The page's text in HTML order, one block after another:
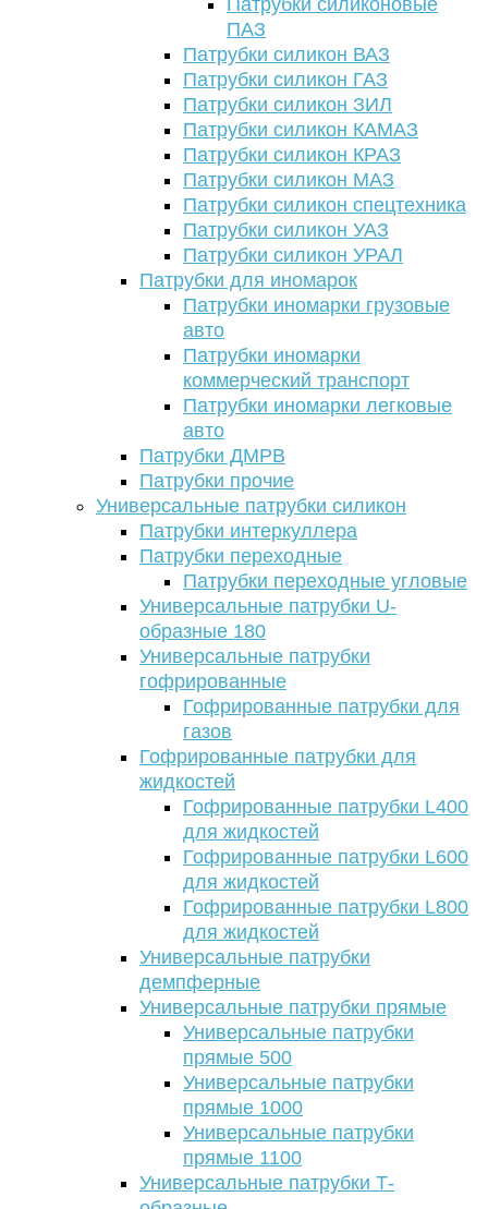
Патрубки силиконовые
ПАЗ
Патрубки силикон ВАЗ
Патрубки силикон ГАЗ
Патрубки силикон ЗИЛ
Патрубки силикон КАМАЗ
Патрубки силикон КРАЗ
Патрубки силикон МАЗ
Патрубки силикон спецтехника
Патрубки силикон УАЗ
Патрубки силикон УРАЛ
Патрубки для иномарок
Патрубки иномарки грузовые
авто
Патрубки иномарки
коммерческий транспорт
Патрубки иномарки легковые
авто
Патрубки ДМРВ
Патрубки прочие
Универсальные патрубки силикон
Патрубки интеркуллера
Патрубки переходные
Патрубки переходные угловые
Универсальные патрубки U-
образные 180
Универсальные патрубки
гофрированные
Гофрированные патрубки для
газов
Гофрированные патрубки для
жидкостей
Гофрированные патрубки L400
для жидкостей
Гофрированные патрубки L600
для жидкостей
Гофрированные патрубки L800
для жидкостей
Универсальные патрубки
демпферные
Универсальные патрубки прямые
Универсальные патрубки
прямые 500
Универсальные патрубки
прямые 1000
Универсальные патрубки
прямые 1100
Универсальные патрубки Т-